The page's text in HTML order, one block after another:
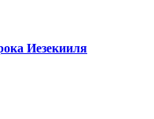
Иезекииля